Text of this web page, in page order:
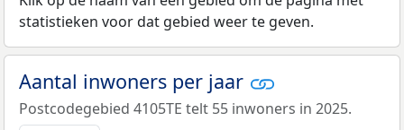
statistieken voor dat gebied weer te geven.
Aantal inwoners per jaar
Postcodegebied 4105TE telt 55 inwoners in 2025.